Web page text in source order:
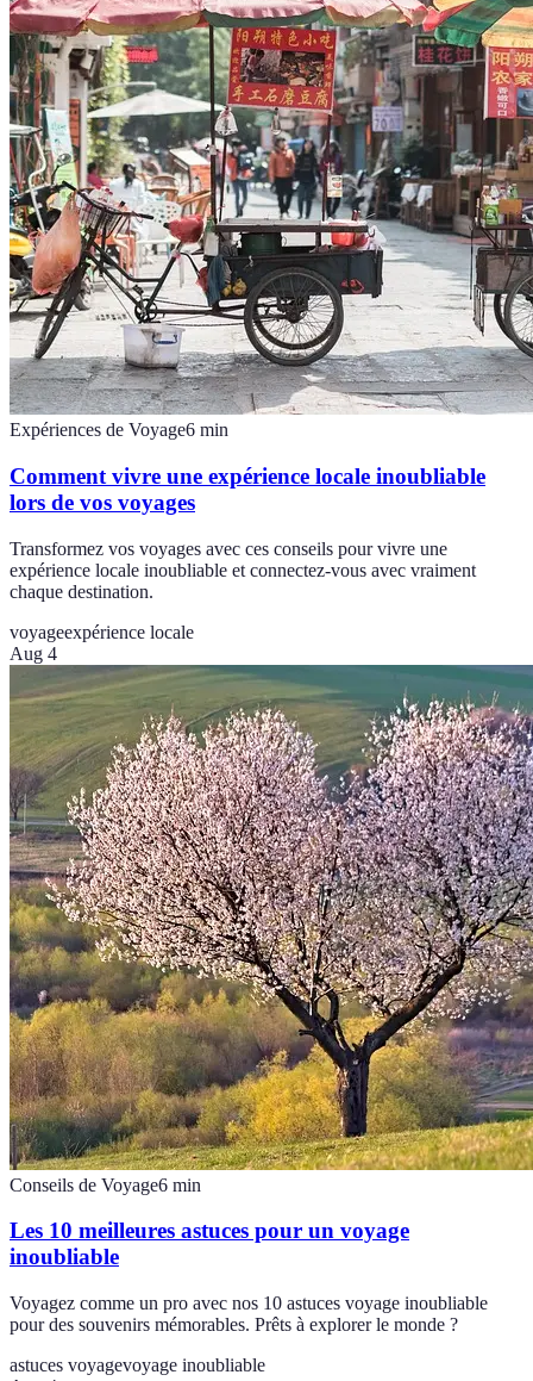
Expériences de Voyage6 min
Comment vivre une expérience locale inoubliable
lors de vos voyages
Transformez vos voyages avec ces conseils pour vivre une
expérience locale inoubliable et connectez-vous avec vraiment
chaque destination.
voyageexpérience locale
Aug 4
Conseils de Voyage6 min
Les 10 meilleures astuces pour un voyage
inoubliable
Voyagez comme un pro avec nos 10 astuces voyage inoubliable
pour des souvenirs mémorables. Prêts à explorer le monde ?
astuces voyagevoyage inoubliable